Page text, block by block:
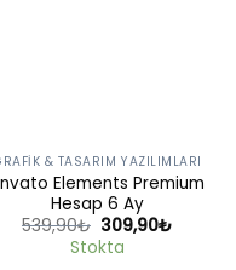
& TASARIM YAZILIMLARI
Elements Premium
Hesap 6 Ay
539,90₺ Orijinal
fiyat:
539,90₺.
309,90₺
Stokta